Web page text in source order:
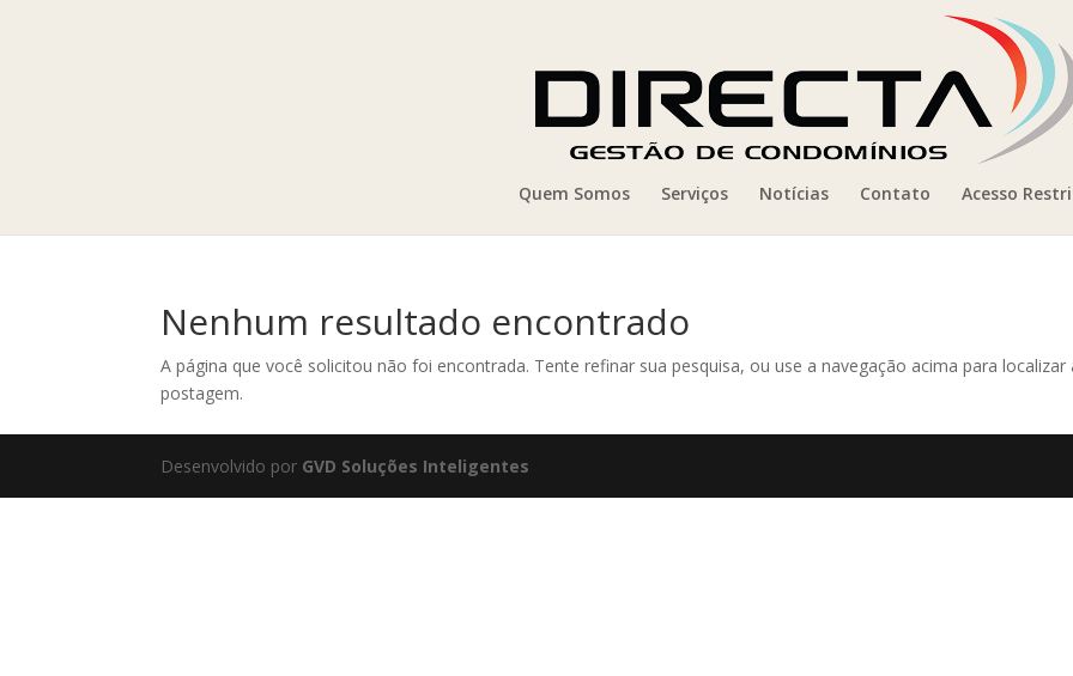
Quem Somos Serviços Notícias Contato Acesso
Nenhum resultado encontrado
A página que você solicitou não foi encontrada. Tente refinar sua pesquisa, ou use a navegação acima para localizar
postagem.
Desenvolvido por GVD Soluções Inteligentes